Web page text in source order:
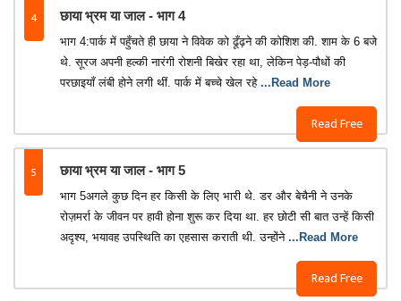
4 छाया भ्रम या जाल - भाग 4
Read Free
भाग 4:पार्क में पहुँचते ही छाया ने विवेक को ढूँढ़ने की कोशिश की. शाम के 6 बजे
थे. सूरज अपनी हल्की नारंगी रोशनी बिखेर रहा था, लेकिन पेड़-पौधों की
परछाइयाँ लंबी होने लगी थीं. पार्क में बच्चे खेल रहे ...Read More
5 छाया भ्रम या जाल - भाग 5
Read Free
भाग 5अगले कुछ दिन हर किसी के लिए भारी थे. डर और बेचैनी ने उनके
रोज़मर्रा के जीवन पर हावी होना शुरू कर दिया था. हर छोटी सी बात उन्हें किसी
अदृश्य, भयावह उपस्थिति का एहसास कराती थी. उन्होंने ...Read More